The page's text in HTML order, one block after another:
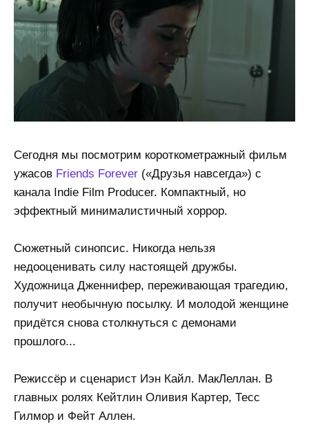
Сегодня мы посмотрим короткометражный фильм
ужасов Friends Forever («Друзья навсегда») с
канала Indie Film Producer. Компактный, но
эффектный минималистичный хоррор.
Сюжетный синопсис. Никогда нельзя
недооценивать силу настоящей дружбы.
Художница Дженнифер, переживающая трагедию,
получит необычную посылку. И молодой женщине
придётся снова столкнуться с демонами
прошлого...
Режиссёр и сценарист Иэн Кайл. МакЛеллан. В
главных ролях Кейтлин Оливия Картер, Тесс
Гилмор и Фейт Аллен.